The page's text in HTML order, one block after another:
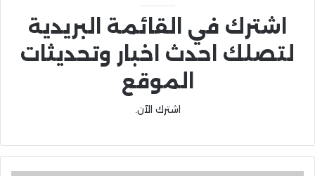
اشترك في القائمة البريدية
لتصلك احدث اخبار وتحديثات
الموقع
اشترك الآن.